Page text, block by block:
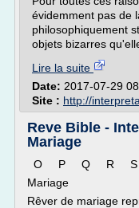
évidemment pas de
philosophiquement
objets bizarres
Lire la suite
Date: 2017-07-29
Site : http://
Reve Bible -
Mariage
O P Q R
Mariage
Rêver de mariage